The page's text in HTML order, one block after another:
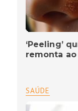
‘Peeling’
remonta
SAÚDE